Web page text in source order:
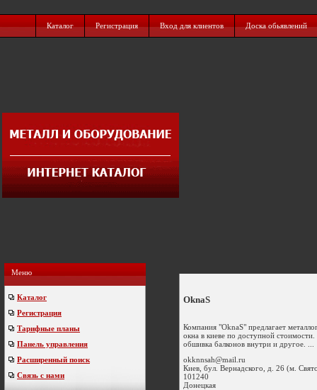
Каталог Регистрация Вход для клиентов Доска обьявлений
Меню
Каталог
Регистрация
Тарифные планы
Панель управления
Расширенный поиск
Связь с нами
OknaS
Компания "OknaS" предлагает
окна в киеве по доступной
обшивка балконов внутри и другое. ...
okknnsah@mail.ru
Киев, бул. Вернадского, д. 26 (м.
101240
Донецкая